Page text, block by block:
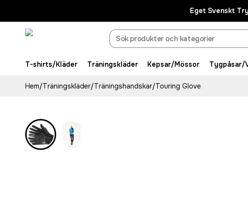
Eget Svenskt
T-shirts/Kläder Träningskläder Kepsar/Mössor Tygpåsar/
Hem/Träningskläder/Träningshandskar/Touring Glove